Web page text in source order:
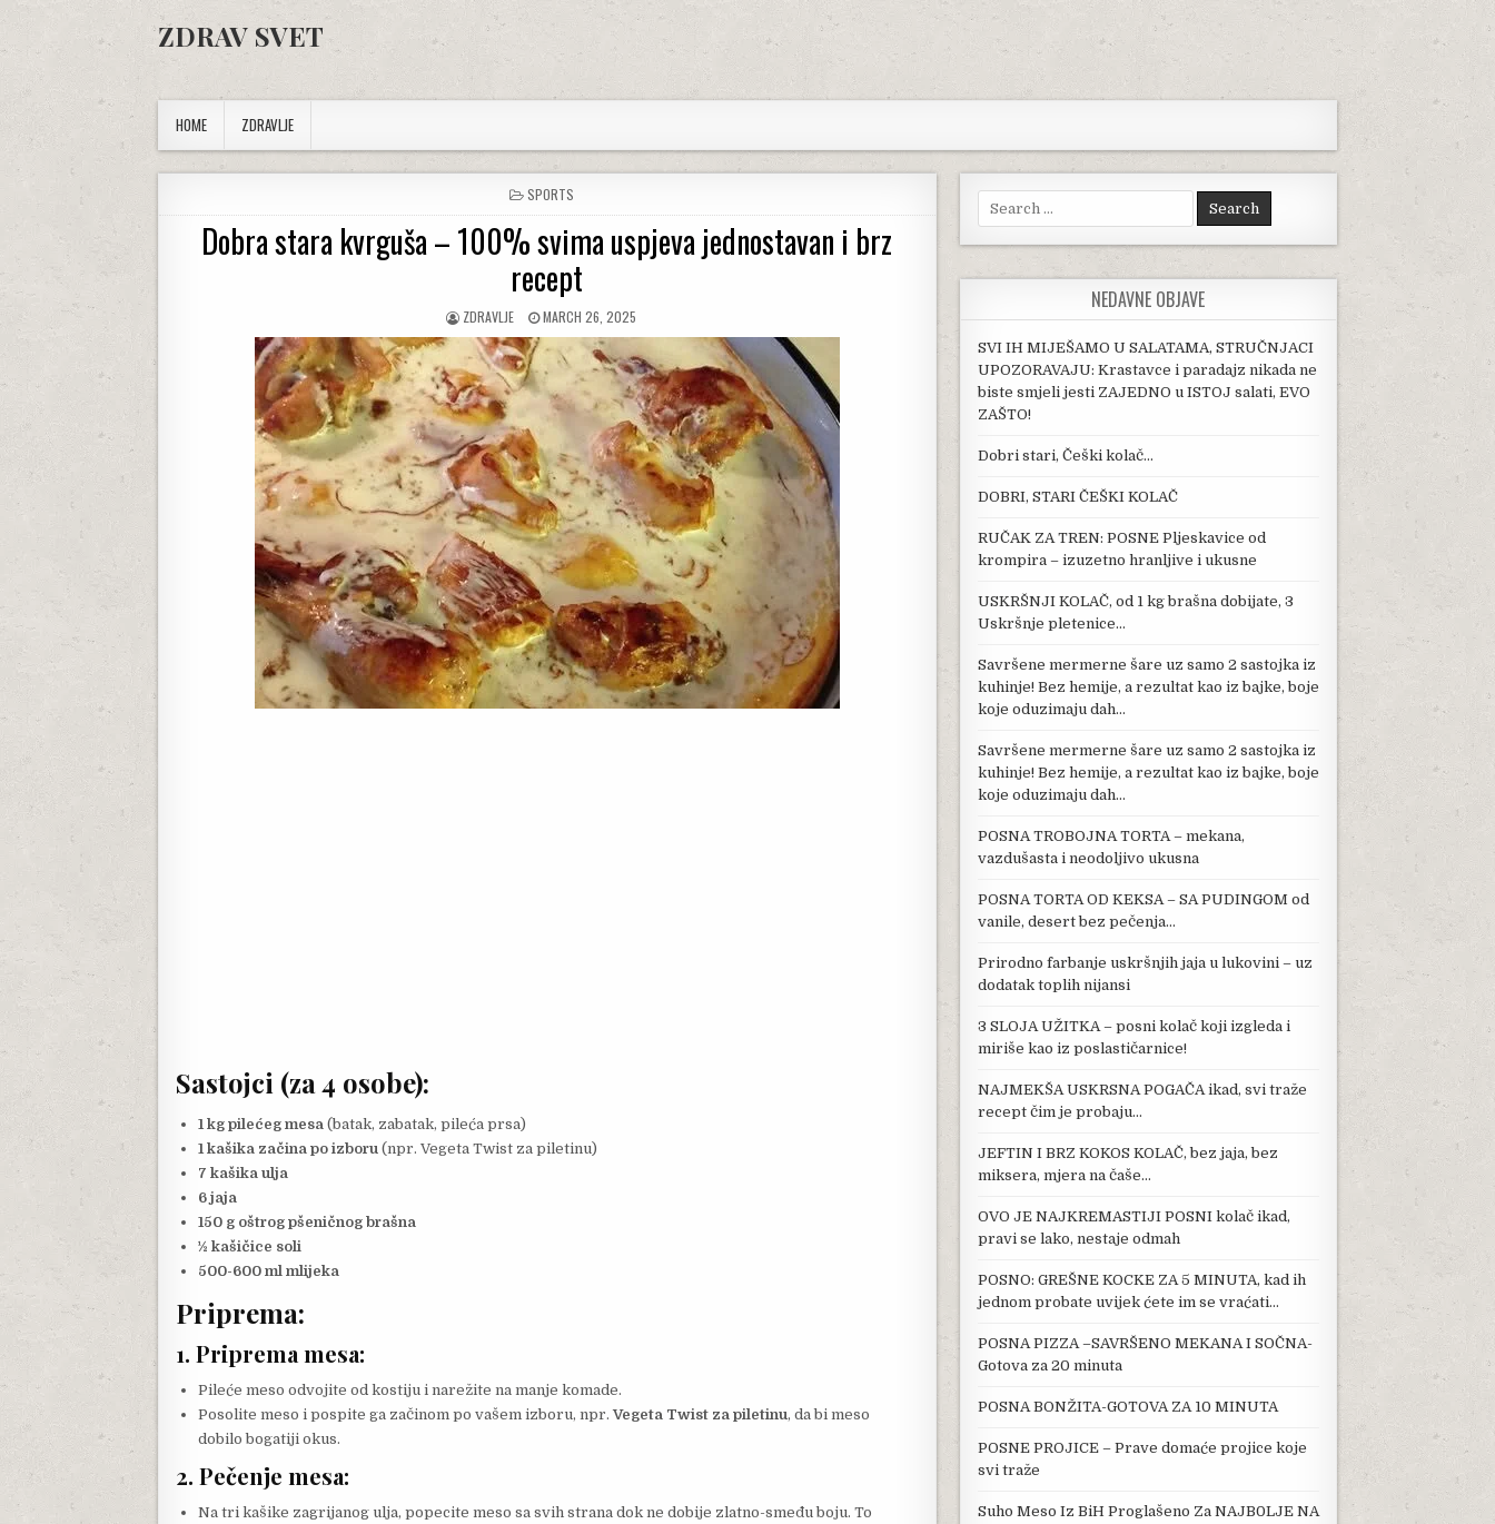
Skip to content
ZDRAV SVET
HOME ZDRAVLJE
POSTED IN
SPORTS
Dobra stara kvrguša – 100% svima uspjeva jednostavan i brz
recept
AUTHOR:
ZDRAVLJE PUBLISHED DATE:
MARCH 26, 2025
Sastojci (za 4 osobe):
1 kg pilećeg mesa (batak, zabatak, pileća prsa)
1 kašika začina po izboru (npr. Vegeta Twist za piletinu)
7 kašika ulja
6 jaja
150 g oštrog pšeničnog brašna
½ kašičice soli
500-600 ml mlijeka
Priprema:
1. Priprema mesa:
Pileće meso odvojite od kostiju i narežite na manje komade.
Posolite meso i pospite ga začinom po vašem izboru, npr.Vegeta Twist za piletinu, da bi meso
dobilo bogatiji okus.
2. Pečenje mesa:
Na tri kašike zagrijanog ulja, popecite meso sa svih strana dok ne dobije zlatno-smeđu boju. To
Search for:
NEDAVNE OBJAVE
SVI IH MIJEŠAMO U SALATAMA, STRUČNJACI
UPOZORAVAJU: Krastavce i paradajz nikada ne
biste smjeli jesti ZAJEDNO u ISTOJ salati, EVO
ZAŠTO!
Dobri stari, Češki kolač…
DOBRI, STARI ČEŠKI KOLAČ
RUČAK ZA TREN: POSNE Pljeskavice od
krompira – izuzetno hranljive i ukusne
USKRŠNJI KOLAČ, od 1 kg brašna dobijate, 3
Uskršnje pletenice…
Savršene mermerne šare uz samo 2 sastojka iz
kuhinje! Bez hemije, a rezultat kao iz bajke, boje
koje oduzimaju dah…
Savršene mermerne šare uz samo 2 sastojka iz
kuhinje! Bez hemije, a rezultat kao iz bajke, boje
koje oduzimaju dah…
POSNA TROBOJNA TORTA – mekana,
vazdušasta i neodoljivo ukusna
POSNA TORTA OD KEKSA – SA PUDINGOM od
vanile, desert bez pečenja…
Prirodno farbanje uskršnjih jaja u lukovini – uz
dodatak toplih nijansi
3 SLOJA UŽITKA – posni kolač koji izgleda i
miriše kao iz poslastičarnice!
NAJMEKŠA USKRSNA POGAČA ikad, svi traže
recept čim je probaju…
JEFTIN I BRZ KOKOS KOLAČ, bez jaja, bez
miksera, mjera na čaše…
OVO JE NAJKREMASTIJI POSNI kolač ikad,
pravi se lako, nestaje odmah
POSNO: GREŠNE KOCKE ZA 5 MINUTA, kad ih
jednom probate uvijek ćete im se vraćati…
POSNA PIZZA –SAVRŠENO MEKANA I SOČNA-
Gotova za 20 minuta
POSNA BONŽITA-GOTOVA ZA 10 MINUTA
POSNE PROJICE – Prave domaće projice koje
svi traže
Suho Meso Iz BiH Proglašeno Za NAJB0LJE NA